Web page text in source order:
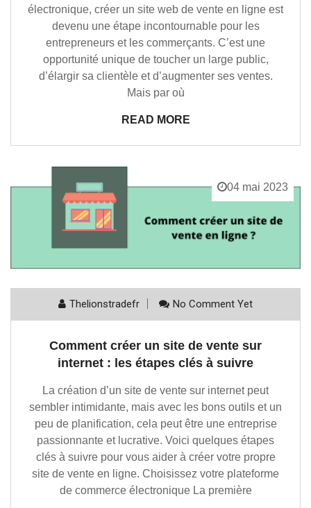
électronique, créer un site web de vente en ligne est
devenu une étape incontournable pour les
entrepreneurs et les commerçants. C’est une
opportunité unique de toucher un large public,
d’élargir sa clientèle et d’augmenter ses ventes.
Mais par où
READ MORE
04 mai 2023
Thelionstradefr No Comment Yet
Comment créer un site de vente sur
internet : les étapes clés à suivre
La création d’un site de vente sur internet peut
sembler intimidante, mais avec les bons outils et un
peu de planification, cela peut être une entreprise
passionnante et lucrative. Voici quelques étapes
clés à suivre pour vous aider à créer votre propre
site de vente en ligne. Choisissez votre plateforme
de commerce électronique La première